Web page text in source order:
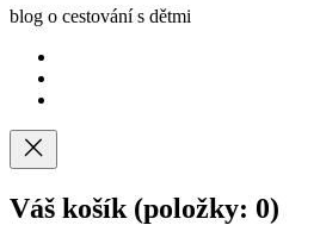
blog o cestování s dětmi
Váš košík (položky: 0)